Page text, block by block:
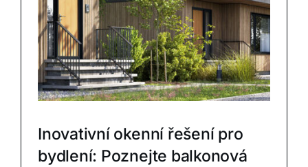
Inovativní okenní řešení pro
bydlení: Poznejte balkonová